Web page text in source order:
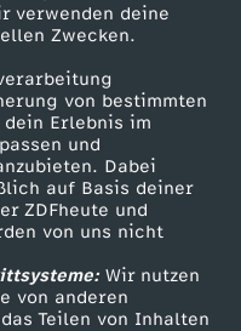
verwenden deine
Zwecken.
von bestimmten
Erlebnis im
und
Dabei
auf Basis deiner
ZDFheute und
von uns nicht
Wir nutzen
von anderen
Teilen von Inhalten